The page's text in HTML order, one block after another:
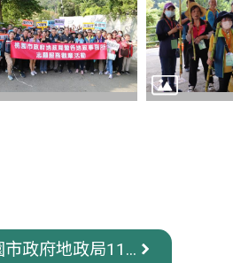
市政府地政局11...